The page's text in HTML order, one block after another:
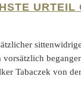
URTEIL
Tabaczek von